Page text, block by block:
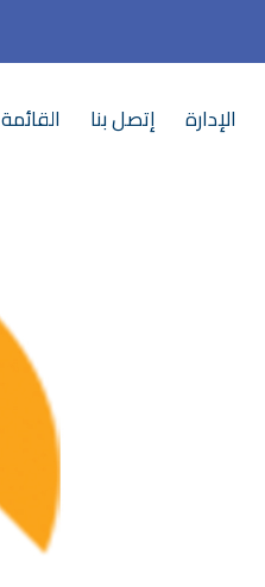
الإدارة إتصل بنا القائمة